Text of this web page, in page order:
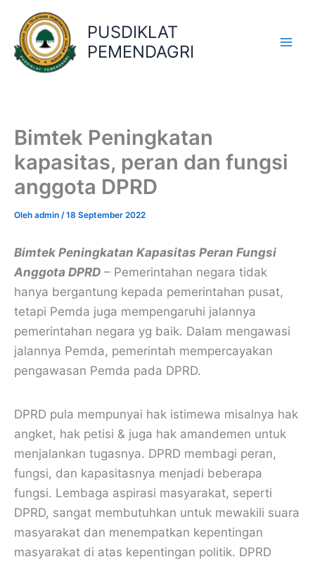
konten
PUSDIKLAT
PEMENDAGRI
Bimtek Peningkatan
kapasitas, peran dan fungsi
anggota DPRD
Oleh admin /18 September 2022
Bimtek Peningkatan Kapasitas Peran Fungsi
Anggota DPRD – Pemerintahan negara tidak
hanya bergantung kepada pemerintahan pusat,
tetapi Pemda juga mempengaruhi jalannya
pemerintahan negara yg baik. Dalam mengawasi
jalannya Pemda, pemerintah mempercayakan
pengawasan Pemda pada DPRD.
DPRD pula mempunyai hak istimewa misalnya hak
angket, hak petisi & juga hak amandemen untuk
menjalankan tugasnya. DPRD membagi peran,
fungsi, dan kapasitasnya menjadi beberapa
fungsi. Lembaga aspirasi masyarakat, seperti
DPRD, sangat membutuhkan untuk mewakili suara
masyarakat dan menempatkan kepentingan
masyarakat di atas kepentingan politik. DPRD